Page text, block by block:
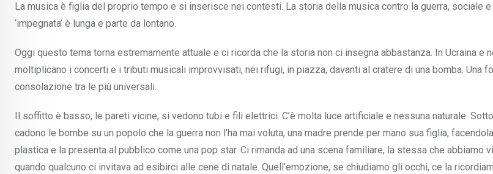
La musica è figlia del proprio tempo e si inserisce nei contesti. La storia della musica contro la guerra, sociale
‘impegnata’ è lunga e parte da lontano.
Oggi questo tema torna estremamente attuale e ci ricorda che la storia non ci insegna abbastanza. In Ucraina e
moltiplicano i concerti e i tributi musicali improvvisati, nei rifugi, in piazza, davanti al cratere di una bomba. Una
consolazione tra le più universali.
Il soffitto è basso, le pareti vicine, si vedono tubi e fili elettrici. C’è molta luce artificiale e nessuna naturale.
cadono le bombe su un popolo che la guerra non l’ha mai voluta, una madre prende per mano sua figlia,
plastica e la presenta al pubblico come una pop star. Ci rimanda ad una scena familiare, la stessa che abbiamo
quando qualcuno ci invitava ad esibirci alle cene di natale. Quell’emozione, se chiudiamo gli occhi, ce la